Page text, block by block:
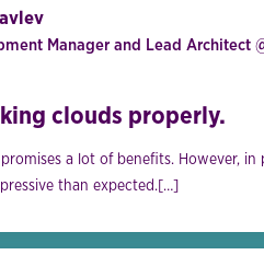
Manager and Lead Architect
clouds properly.
a lot of benefits. However,
than expected.[…]